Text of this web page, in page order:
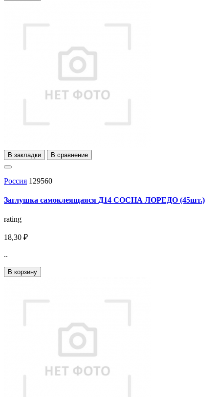
В закладки В сравнение
Россия 129560
Заглушка самоклеящаяся Д14 СОСНА ЛОРЕДО (45шт.)
rating
18,30 ₽
..
В корзину